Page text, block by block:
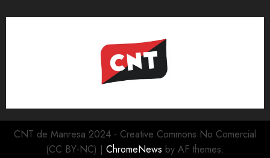
CNT de Manresa 2024 - Creative Commons No Comercial
(CC BY-NC) | ChromeNews by AF themes.